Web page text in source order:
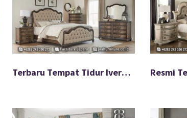
Terbaru Tempat Tidur Iverno Mewah Kualitas Terjamin FS-927